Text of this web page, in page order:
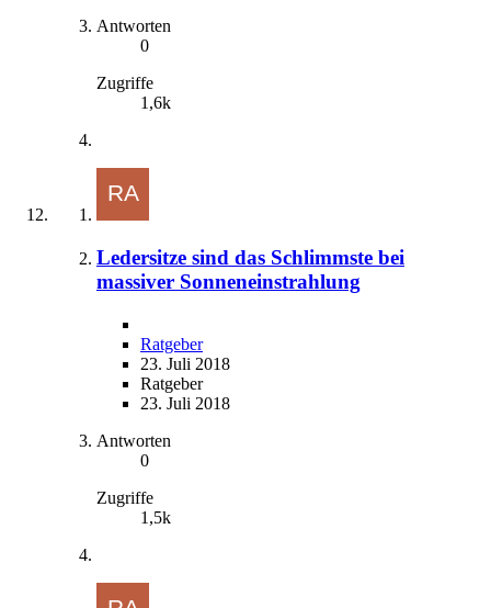
Antworten
0
Zugriffe
1,6k
Ledersitze sind das Schlimmste bei
massiver Sonneneinstrahlung
Ratgeber
23. Juli 2018
Ratgeber
23. Juli 2018
Antworten
0
Zugriffe
1,5k